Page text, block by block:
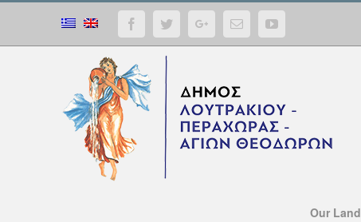
FacebookTwitterGoogle+Email YouTube
Our Land